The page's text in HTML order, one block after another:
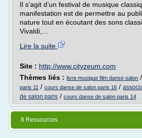
Il s’agit d’un festival de musique
manifestation est de permettre au
nature tout en écoutant des sons
Vivaldi,...
Lire la suite
Site : http://www.cityzeum.com
Thèmes liés : livre musique film danse salon /
paris 11 / cours danse de salon paris 16 /
de salon paris / cours danse de salon paris 14
8 Ressources